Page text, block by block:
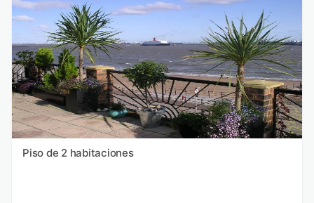
Piso de 2 habitaciones